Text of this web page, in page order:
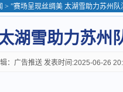
> ”赛场呈现丝绸美 太湖雪助力苏州队
湖雪助力苏州
：广告推送 发表时间:2025-06-26